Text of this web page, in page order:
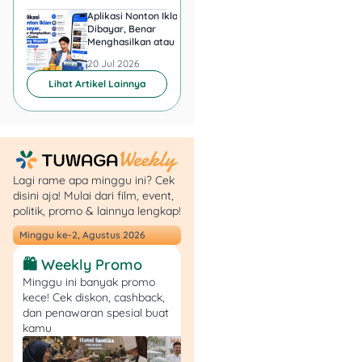
– Seasalt Series: Rp12.000
– Nostalgia Series:
Rp10.000
📅 Periode: Hingga 28
Februari 2026.
💡 Catatan: Berlaku selama
stok tersedia.
7. Lawson
Ngerayain Valentine sambil
ngemil cepat juga bisa.
Lawson punya promo
BOGO dan camilan spesial
satu hari.
Aplikasi Nonton Iklan
Dibayar, Benar
Menghasilkan atau Cuma
20 Jul 2026
Lihat Artikel Lainnya
Lagi rame apa minggu ini? Cek
disini aja! Mulai dari film, event,
politik, promo & lainnya lengkap!
Minggu ke-2, Agustus 2026
🛍️ Weekly Promo
Minggu ini banyak promo
kece! Cek diskon, cashback,
dan penawaran spesial buat
kamu